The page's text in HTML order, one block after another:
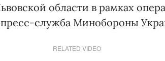
области в рамках
пресс-служба Минобороны
RELATED VIDEO